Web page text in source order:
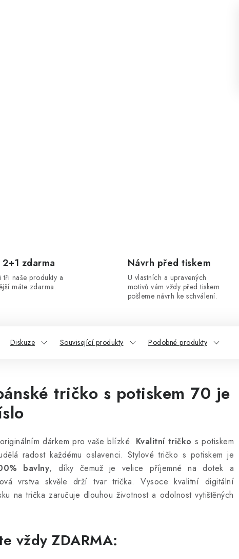
zdarma
tři naše produkty a
máte zdarma.
Návrh před tiskem
U vlastních a upravených
motivů vám vždy před tiskem
pošleme návrh ke schválení.
Diskuze Související produkty Podobné produkty
tričko s potiskem 70 je
dárkem pro vaše blízké. Kvalitní tričko s potiskem
radost každému oslavenci. Stylové tričko s potiskem je
bavlny, díky čemuž je velice příjemné na dotek a
vrstva skvěle drží tvar trička. Vysoce kvalitní digitální
na trička zaručuje dlouhou životnost a odolnost vytištěných
vždy ZDARMA: